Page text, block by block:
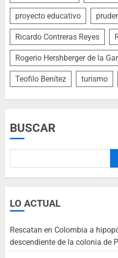
proyecto educativo
Ricardo Contreras Reyes
Rogerio Hershberger de la
Teofilo Benítez turismo
BUSCAR
LO ACTUAL
Rescatan en Colombia a
descendiente de la colonia de